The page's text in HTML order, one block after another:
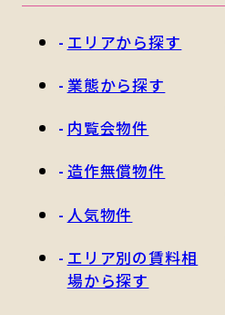
エリアから探す
業態から探す
内覧会物件
造作無償物件
人気物件
エリア別の賃料相
場から探す